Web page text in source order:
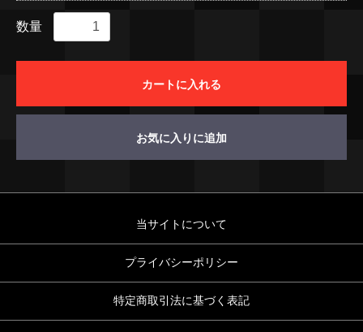
数量
カートに入れる
お気に入りに追加
当サイトについて
プライバシーポリシー
特定商取引法に基づく表記